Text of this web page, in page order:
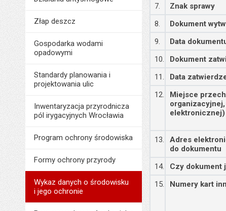
Złap deszcz
Gospodarka wodami
opadowymi
Standardy planowania i
projektowania ulic
Inwentaryzacja przyrodnicza
pól irygacyjnych Wrocławia
Program ochrony środowiska
Formy ochrony przyrody
Wykaz danych o środowisku
i jego ochronie
7.
Znak sprawy
8.
Dokument
9.
Data
10.
Dokument
11.
Data
12.
Miejsce
elektronicznej)
13.
Adres
do dokumentu
14.
Czy dokument
15.
Numery kart